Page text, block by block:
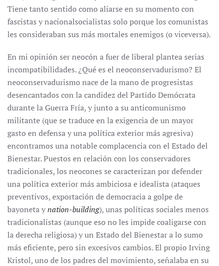
Tiene tanto sentido como aliarse en su momento con
fascistas y nacionalsocialistas solo porque los comunistas
les consideraban sus más mortales enemigos (o viceversa).
En mi opinión ser neocón a fuer de liberal plantea serias
incompatibilidades. ¿Qué es el neoconservadurismo? El
neoconservadurismo nace de la mano de progresistas
desencantados con la candidez del Partido Demócrata
durante la Guerra Fría, y junto a su anticomunismo
militante (que se traduce en la exigencia de un mayor
gasto en defensa y una política exterior más agresiva)
encontramos una notable complacencia con el Estado del
Bienestar. Puestos en relación con los conservadores
tradicionales, los neocones se caracterizan por defender
una política exterior más ambiciosa e idealista (ataques
preventivos, exportación de democracia a golpe de
bayoneta ynation-building), unas políticas sociales menos
tradicionalistas (aunque eso no les impide coaligarse con
la derecha religiosa) y un Estado del Bienestar a lo sumo
más eficiente, pero sin excesivos cambios. El propio Irving
Kristol, uno de los padres del movimiento, señalaba en su